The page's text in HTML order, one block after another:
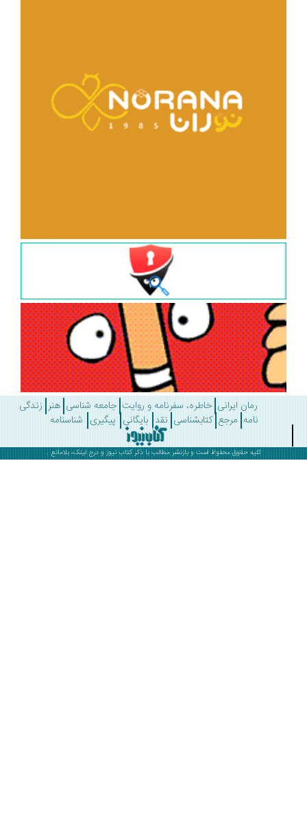
رمان ایرانی خاطره، سفرنامه و روایت جامعه شناسی هنر زندگی
مرجع کتابشناسی نقد بایگانی پیگیری شناسنامه
کلیه حقوق محفوظ است و بازنشر مطالب با ذکرکتاب نیوز و درج لینک، بلامانع .